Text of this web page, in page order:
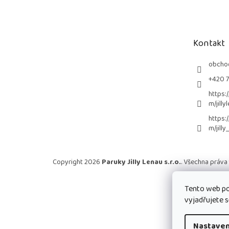
Tento web
vyjadřujete
Kontakt
+420
m/
m/
Copyright 2026 Paruky Jilly Lenau s.r.o.. Všechna